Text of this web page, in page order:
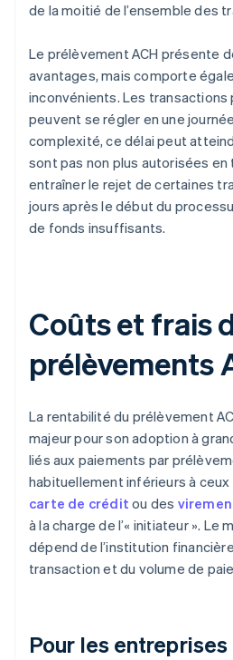
de la moitié de l’ensemble des
Le prélèvement ACH présente
avantages, mais comporte
inconvénients. Les transactions
peuvent se régler en une
complexité, ce délai peut
sont pas non plus autorisées
entraîner le rejet de certaines
jours après le début du
de fonds insuffisants.
Coûts et frais
prélèvements
La rentabilité du prélèvement
majeur pour son adoption à
liés aux paiements par
habituellement inférieurs à ceux
carte de crédit ou des
à la charge de l’« initiateur ».
dépend de l’institution
transaction et du volume de
Pour les entreprises